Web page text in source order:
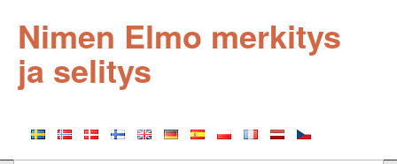
Nimen Elmo merkitys
ja selitys